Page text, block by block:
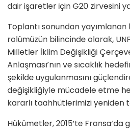
dair işaretler için G20 zirvesini
Toplantı sonundan yayımlanan
rolümüzün bilincinde olarak,
Milletler İklim Değişikliği
Anlaşması’nın ve sıcaklık
şekilde uygulanmasını
değişikliğiyle mücadele etme
kararlı taahhütlerimizi yeniden
Hükümetler, 2015’te Fransa’da